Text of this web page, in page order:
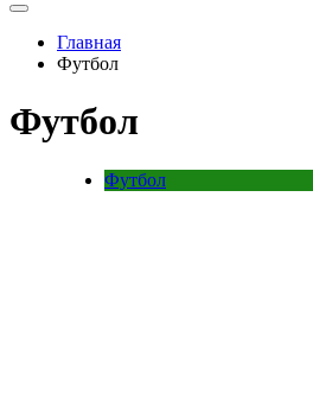
Главная
Футбол
Футбол
Футбол